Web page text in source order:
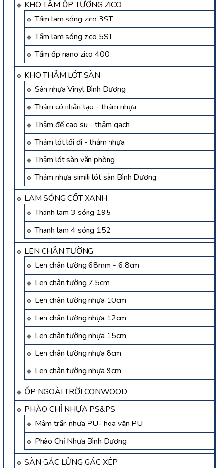
KHO TẤM ỐP TƯỜNG ZICO
Tấm lam sóng zico 3ST
Tấm lam sóng zico 5ST
Tấm ốp nano zico 400
KHO THẢM LÓT SÀN
Sàn nhựa Vinyl Bình Dương
Thảm cỏ nhân tạo - thảm nhựa
Thảm đế cao su - thảm gạch
Thảm lót lối đi - thảm nhựa
Thảm lót sàn văn phòng
Thảm nhựa simili lót sàn Bình Dương
LAM SÓNG CỐT XANH
Thanh lam 3 sóng 195
Thanh lam 4 sóng 152
LEN CHÂN TƯỜNG
Len chân tường 68mm - 6.8cm
Len chân tường 7.5cm
Len chân tường nhựa 10cm
Len chân tường nhựa 12cm
Len chân tường nhựa 15cm
Len chân tường nhựa 8cm
Len chân tường nhựa 9cm
ỐP NGOÀI TRỜI CONWOOD
PHÀO CHỈ NHỰA PS&PS
Mâm trần nhựa PU- hoa văn PU
Phào Chỉ Nhựa Bình Dương
SÀN GÁC LỬNG GÁC XÉP